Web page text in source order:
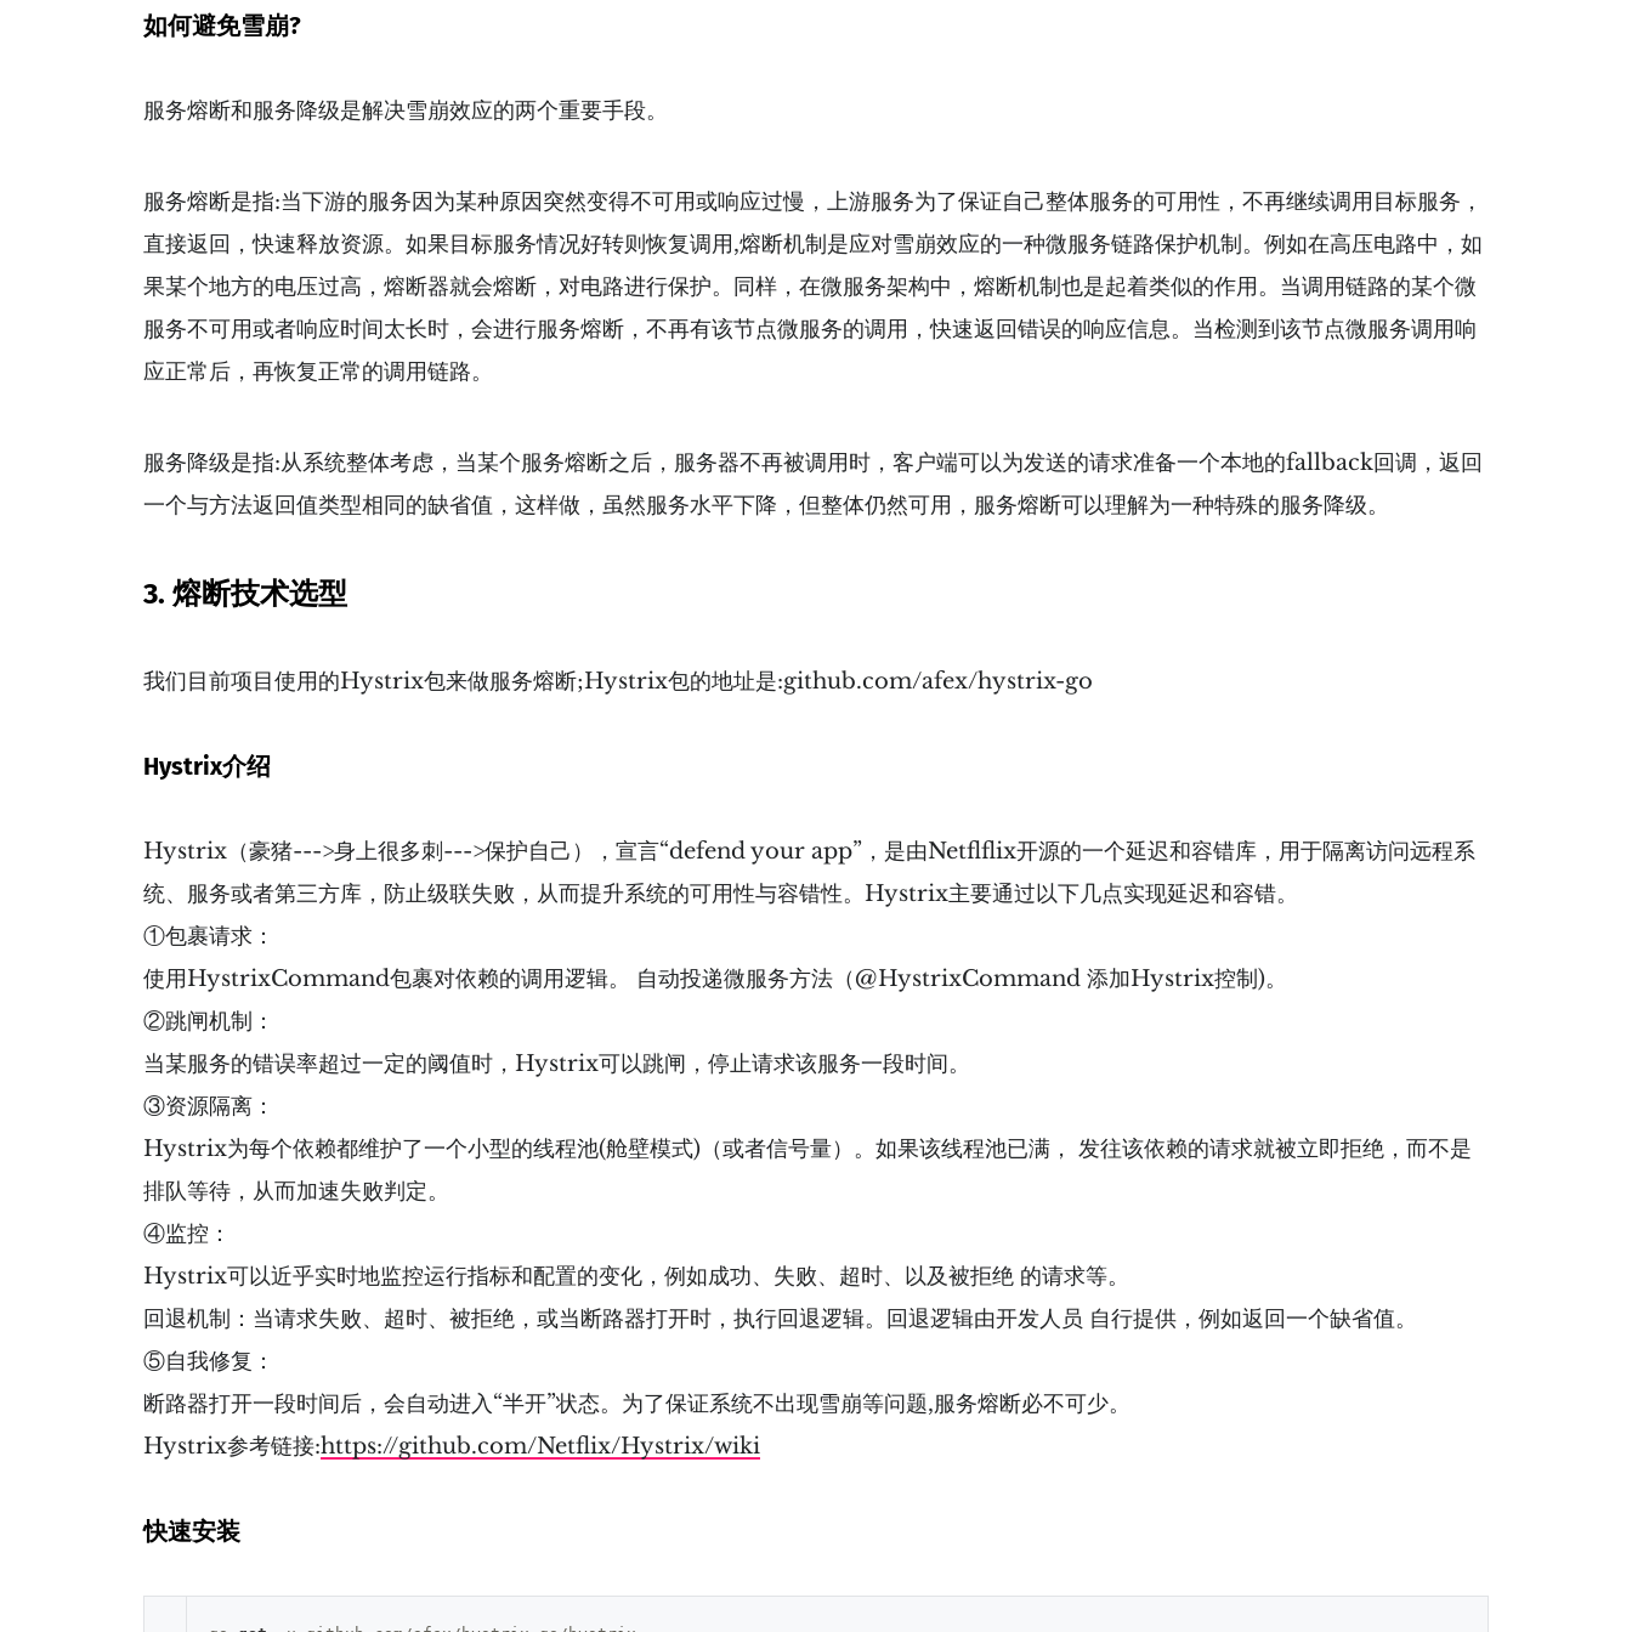
如何避免雪崩?
服务熔断和服务降级是解决雪崩效应的两个重要手段。
服务熔断是指:当下游的服务因为某种原因突然变得不可用或响应过慢，上游服务为了保证自己整体服务的可用性，不再继续调用目标服务，
直接返回，快速释放资源。如果目标服务情况好转则恢复调用,熔断机制是应对雪崩效应的⼀种微服务链路保护机制。例如在高压电路中，如
果某个地方的电压过高，熔断器就会熔断，对电路进行保护。同样，在微服务架构中，熔断机制也是起着类似的作用。当调用链路的某个微
服务不可用或者响应时间太长时，会进行服务熔断，不再有该节点微服务的调用，快速返回错误的响应信息。当检测到该节点微服务调用响
应正常后，再恢复正常的调用链路。
服务降级是指:从系统整体考虑，当某个服务熔断之后，服务器不再被调⽤时，客户端可以为发送的请求准备⼀个本地的fallback回调，返回
⼀个与方法返回值类型相同的缺省值，这样做，虽然服务水平下降，但整体仍然可用，服务熔断可以理解为一种特殊的服务降级。
3. 熔断技术选型
我们目前项目使用的Hystrix包来做服务熔断;Hystrix包的地址是:github.com/afex/hystrix-go
Hystrix介绍
Hystrix（豪猪--->身上很多刺--->保护自己），宣⾔“defend your app”，是由Netflflix开源的⼀个延迟和容错库，⽤于隔离访问远程系
统、服务或者第三⽅库，防⽌级联失败，从而提升系统的可⽤性与容错性。Hystrix主要通过以下几点实现延迟和容错。
①包裹请求：
使⽤HystrixCommand包裹对依赖的调⽤逻辑。 ⾃动投递微服务⽅法（@HystrixCommand 添加Hystrix控制)。
②跳闸机制：
当某服务的错误率超过⼀定的阈值时，Hystrix可以跳闸，停⽌请求该服务⼀段时间。
③资源隔离：
Hystrix为每个依赖都维护了⼀个⼩型的线程池(舱壁模式)（或者信号量）。如果该线程池已满， 发往该依赖的请求就被⽴即拒绝，⽽不是
排队等待，从⽽加速失败判定。
④监控：
Hystrix可以近乎实时地监控运⾏指标和配置的变化，例如成功、失败、超时、以及被拒绝 的请求等。
回退机制：当请求失败、超时、被拒绝，或当断路器打开时，执⾏回退逻辑。回退逻辑由开发⼈员 ⾃⾏提供，例如返回⼀个缺省值。
⑤⾃我修复：
断路器打开⼀段时间后，会⾃动进⼊“半开”状态。为了保证系统不出现雪崩等问题,服务熔断必不可少。
Hystrix参考链接:https://github.com/Netflix/Hystrix/wiki
快速安装